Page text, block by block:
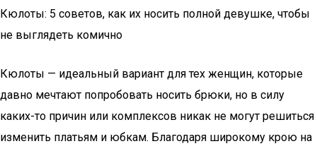
Кюлоты: 5 советов, как их носить полной девушке, чтобы
не выглядеть комично
Кюлоты — идеальный вариант для тех женщин, которые
давно мечтают попробовать носить брюки, но в силу
каких-то причин или комплексов никак не могут решиться
изменить платьям и юбкам. Благодаря широкому крою на